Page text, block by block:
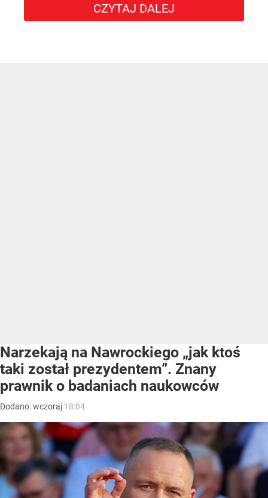
CZYTAJ DALEJ
Narzekają na Nawrockiego „jak ktoś
taki został prezydentem”. Znany
prawnik o badaniach naukowców
Dodano:wczoraj 18:04